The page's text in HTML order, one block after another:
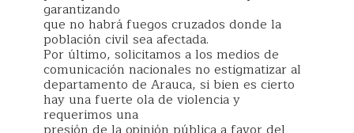
garantizando
que no habrá fuegos cruzados donde la
población civil sea afectada.
Por último, solicitamos a los medios de
comunicación nacionales no estigmatizar al
departamento de Arauca, si bien es cierto
hay una fuerte ola de violencia y
requerimos una